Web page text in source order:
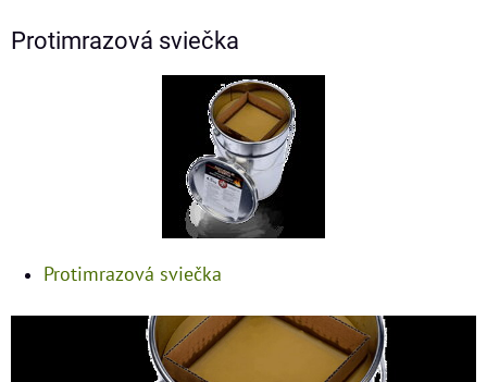
Protimrazová sviečka
Protimrazová sviečka